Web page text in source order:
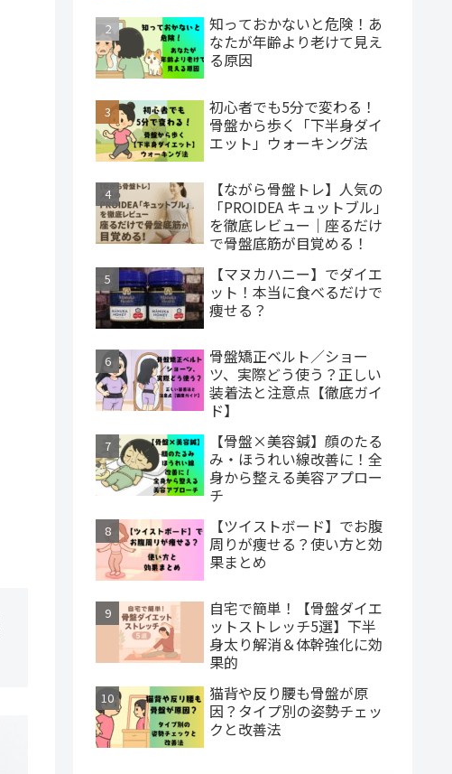
知っておかないと危険！あ
なたが年齢より老けて見え
る原因
初心者でも5分で変わる！
骨盤から歩く「下半身ダイ
エット」ウォーキング法
【ながら骨盤トレ】人気の
「PROIDEA キュットブル」
を徹底レビュー｜座るだけ
で骨盤底筋が目覚める！
【マヌカハニー】でダイエ
ット！本当に食べるだけで
痩せる？
骨盤矯正ベルト／ショー
ツ、実際どう使う？正しい
装着法と注意点【徹底ガイ
ド】
【骨盤×美容鍼】顔のたる
み・ほうれい線改善に！全
身から整える美容アプロー
チ
【ツイストボード】でお腹
周りが痩せる？使い方と効
果まとめ
自宅で簡単！【骨盤ダイエ
ットストレッチ5選】下半
身太り解消＆体幹強化に効
果的
猫背や反り腰も骨盤が原
因？タイプ別の姿勢チェッ
クと改善法